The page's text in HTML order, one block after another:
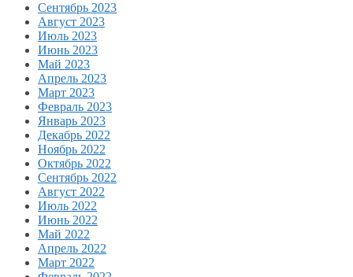
Сентябрь 2023
Август 2023
Июль 2023
Июнь 2023
Май 2023
Апрель 2023
Март 2023
Февраль 2023
Январь 2023
Декабрь 2022
Ноябрь 2022
Октябрь 2022
Сентябрь 2022
Август 2022
Июль 2022
Июнь 2022
Май 2022
Апрель 2022
Март 2022